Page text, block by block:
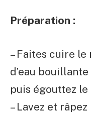
Préparation :
– Faites cuire le
d’eau
puis égouttez
– Lavez et